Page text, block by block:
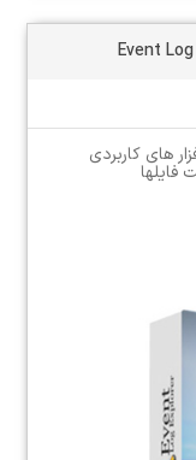
های کاربردی
فایلها